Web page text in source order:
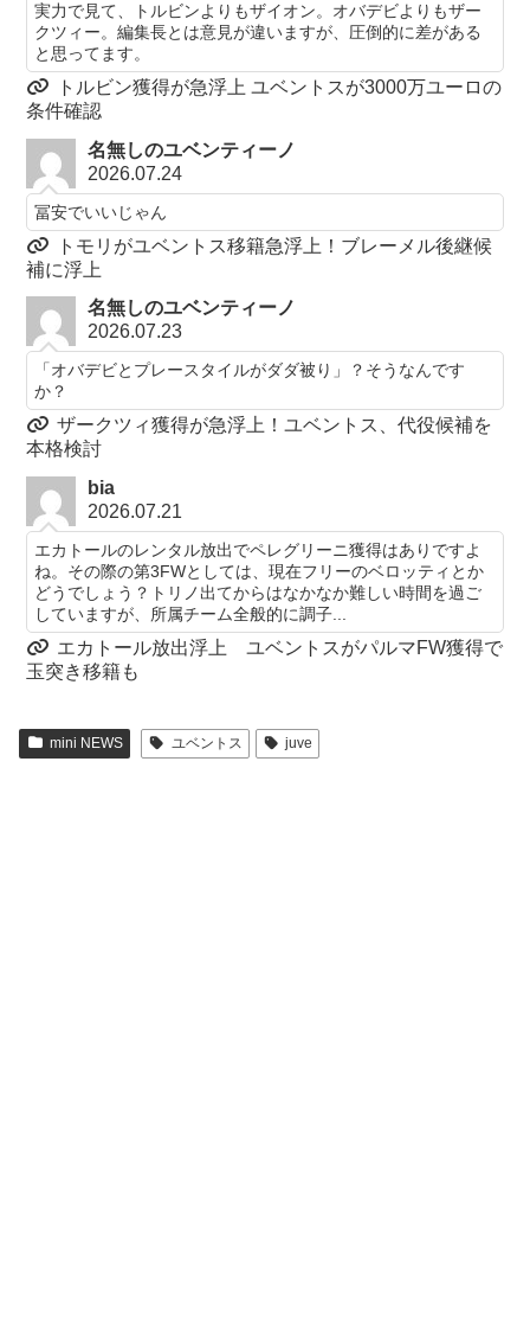
実力で見て、トルビンよりもザイオン。オバデビよりもザー
クツィー。編集長とは意見が違いますが、圧倒的に差がある
と思ってます。
トルビン獲得が急浮上 ユベントスが3000万ユーロの
条件確認
名無しのユベンティーノ
2026.07.24
冨安でいいじゃん
トモリがユベントス移籍急浮上！ブレーメル後継候
補に浮上
名無しのユベンティーノ
2026.07.23
「オバデビとプレースタイルがダダ被り」？そうなんです
か？
ザークツィ獲得が急浮上！ユベントス、代役候補を
本格検討
bia
2026.07.21
エカトールのレンタル放出でペレグリーニ獲得はありですよ
ね。その際の第3FWとしては、現在フリーのベロッティとか
どうでしょう？トリノ出てからはなかなか難しい時間を過ご
していますが、所属チーム全般的に調子...
エカトール放出浮上 ユベントスがパルマFW獲得で
玉突き移籍も
mini NEWS ユベントス juve